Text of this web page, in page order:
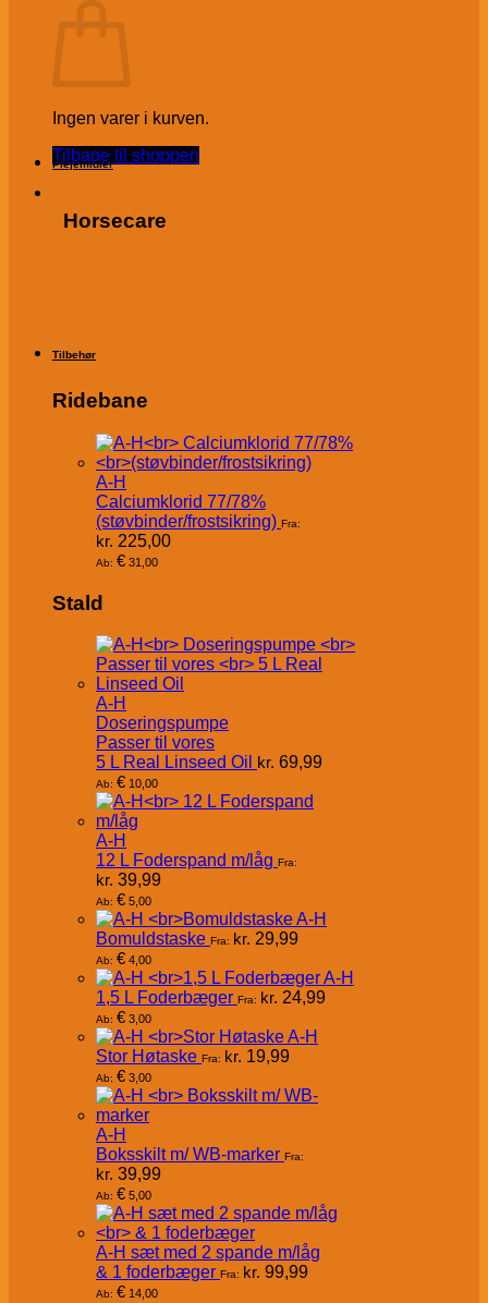
Ingen varer i kurven.
Tilbage til shoppen
Plejemidler
Horsecare
Tilbehør
Ridebane
A-H
Calciumklorid 77/78%
(støvbinder/frostsikring) Fra:
kr. 225,00
Ab: € 31,00
Stald
A-H
Doseringspumpe
Passer til vores
5 L Real Linseed Oil kr. 69,99
Ab: € 10,00
A-H
12 L Foderspand m/låg Fra:
kr. 39,99
Ab: € 5,00
A-H
Bomuldstaske Fra: kr. 29,99
Ab: € 4,00
A-H
1,5 L Foderbæger Fra: kr. 24,99
Ab: € 3,00
A-H
Stor Høtaske Fra: kr. 19,99
Ab: € 3,00
A-H
Boksskilt m/ WB-marker Fra:
kr. 39,99
Ab: € 5,00
A-H sæt med 2 spande m/låg
& 1 foderbæger Fra: kr. 99,99
Ab: € 14,00